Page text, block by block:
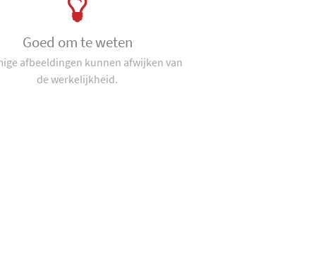
Goed om te weten
afbeeldingen kunnen afwijken van
de werkelijkheid.